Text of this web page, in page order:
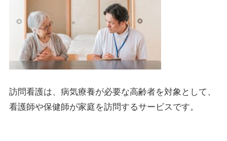
訪問看護は、病気療養が必要な高齢者を対象として、
看護師や保健師が家庭を訪問するサービスです。